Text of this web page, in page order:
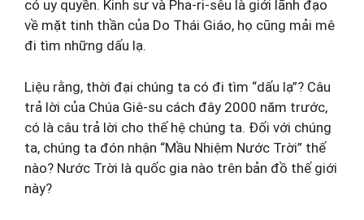
có uy quyền. Kinh sư và Pha-ri-sêu là giới lãnh đạo
về mặt tinh thần của Do Thái Giáo, họ cũng mải mê
đi tìm những dấu lạ.
Liệu rằng, thời đại chúng ta có đi tìm “dấu lạ”? Câu
trả lời của Chúa Giê-su cách đây 2000 năm trước,
có là câu trả lời cho thế hệ chúng ta. Đối với chúng
ta, chúng ta đón nhận “Mầu Nhiệm Nước Trời” thế
nào? Nước Trời là quốc gia nào trên bản đồ thế giới
này?